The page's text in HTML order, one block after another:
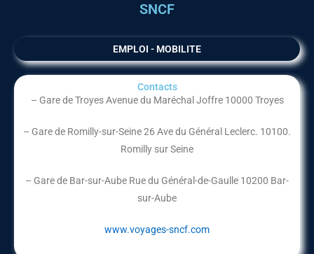
SNCF
EMPLOI - MOBILITE
Contacts
– Gare de Troyes Avenue du Maréchal Joffre 10000 Troyes
– Gare de Romilly-sur-Seine 26 Ave du Général Leclerc. 10100.
Romilly sur Seine
– Gare de Bar-sur-Aube Rue du Général-de-Gaulle 10200 Bar-
sur-Aube
www.voyages-sncf.com